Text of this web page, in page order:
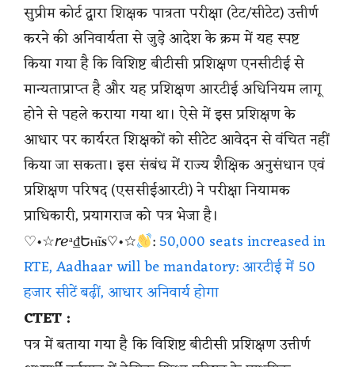
सुप्रीम कोर्ट द्वारा शिक्षक पात्रता परीक्षा (टेट/सीटेट) उत्तीर्ण
करने की अनिवार्यता से जुड़े आदेश के क्रम में यह स्पष्ट
किया गया है कि विशिष्ट बीटीसी प्रशिक्षण एनसीटीई से
मान्यताप्राप्त है और यह प्रशिक्षण आरटीई अधिनियम लागू
होने से पहले कराया गया था। ऐसे में इस प्रशिक्षण के
आधार पर कार्यरत शिक्षकों को सीटेट आवेदन से वंचित नहीं
किया जा सकता। इस संबंध में राज्य शैक्षिक अनुसंधान एवं
प्रशिक्षण परिषद (एससीईआरटी) ने परीक्षा नियामक
प्राधिकारी, प्रयागराज को पत्र भेजा है।
♡•☆𝘳ℯᵃ₫Եⲏĩ𝐬♡•☆
:50,000 seats increased in
RTE, Aadhaar will be mandatory: आरटीई में 50
हजार सीटें बढ़ीं, आधार अनिवार्य होगा
CTET :
पत्र में बताया गया है कि विशिष्ट बीटीसी प्रशिक्षण उत्तीर्ण